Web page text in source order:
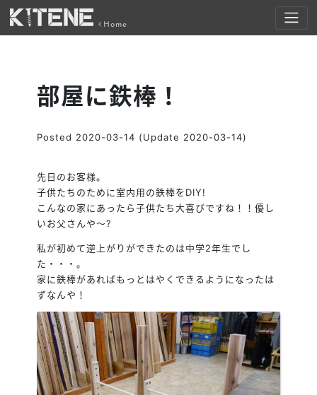
Home
部屋に鉄棒！
Posted 2020-03-14 (Update 2020-03-14)
先日のお客様。
子供たちのために室内用の鉄棒をDIY!
こんなの家にあったら子供たち大喜びですね！！優し
いお父さんや～?
私が初めて逆上がりができたのは中学2年生でし
た・・・。
家に鉄棒があればもっとはやくできるようになったは
ずなんや！